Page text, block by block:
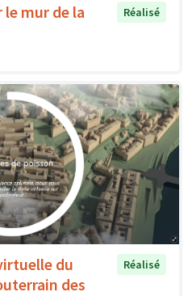
le mur de la
Réalisé
du
des
Réalisé